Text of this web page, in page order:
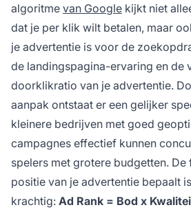
algoritme van Google kijkt niet
dat je per klik wilt betalen, maar
je advertentie is voor de
de landingspagina-ervaring en de
doorklikratio van je advertentie.
aanpak ontstaat er een gelijker
kleinere bedrijven met goed
campagnes effectief kunnen
spelers met grotere budgetten. De
positie van je advertentie bepaalt
krachtig: Ad Rank = Bod x